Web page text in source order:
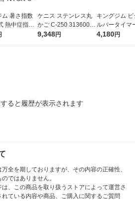
ム 暑さ指数
熱中症指数
ク
ケニス ステンレス丸
かご C-250 31360024
1個
9,348円
キングジム
ルバータイ
ス クロ
4,180円
ると履歴が表示されます
全を期しておりますが、その内容の正確性、
ではありません。
、この商品を取り扱うストアによって運営さ
ている内容や商品、ご購入に関するご質問